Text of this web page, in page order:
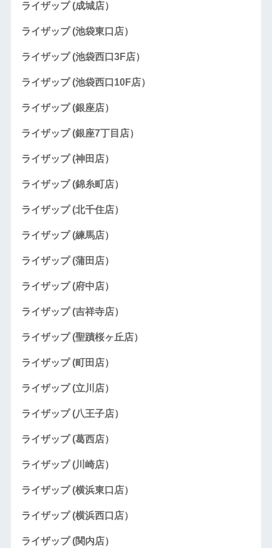
ライザップ (成城店）
ライザップ (池袋東口店）
ライザップ (池袋西口3F店）
ライザップ (池袋西口10F店）
ライザップ (銀座店）
ライザップ (銀座7丁目店）
ライザップ (神田店）
ライザップ (錦糸町店）
ライザップ (北千住店）
ライザップ (練馬店）
ライザップ (蒲田店）
ライザップ (府中店）
ライザップ (吉祥寺店）
ライザップ (聖蹟桜ヶ丘店）
ライザップ (町田店）
ライザップ (立川店）
ライザップ (八王子店）
ライザップ (葛西店）
ライザップ (川崎店）
ライザップ (横浜東口店）
ライザップ (横浜西口店）
ライザップ (関内店）